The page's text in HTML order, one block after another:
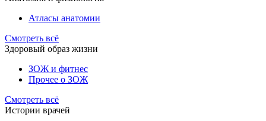
Атласы анатомии
Смотреть всё
Здоровый образ жизни
ЗОЖ и фитнес
Прочее о ЗОЖ
Смотреть всё
Истории врачей